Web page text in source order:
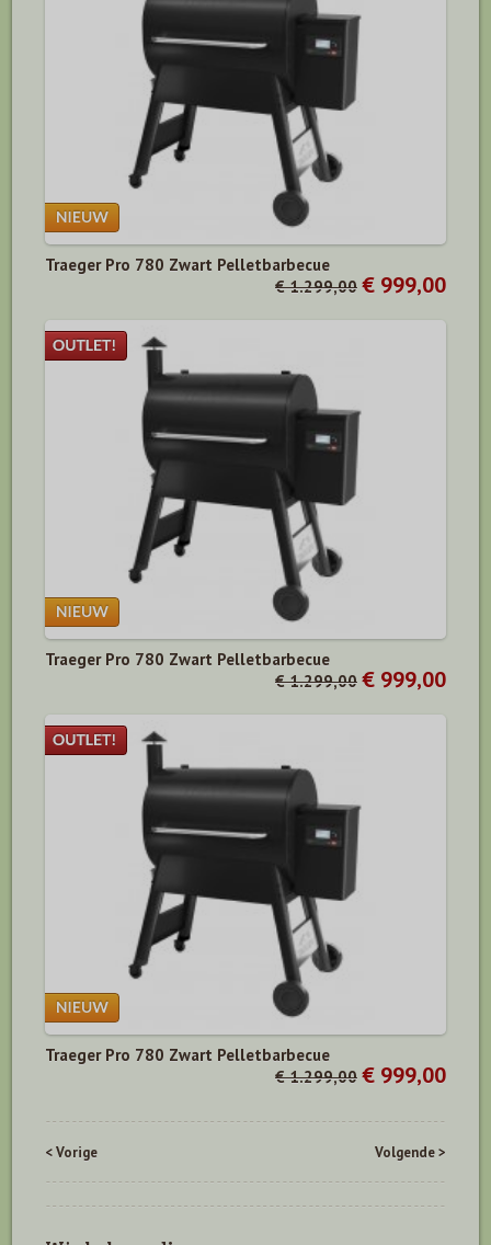
Traeger Pro 780 Zwart Pelletbarbecue
€ 1.299,00 € 999,00
Traeger Pro 780 Zwart Pelletbarbecue
€ 1.299,00 € 999,00
Traeger Pro 780 Zwart Pelletbarbecue
€ 1.299,00 € 999,00
< Vorige Volgende >